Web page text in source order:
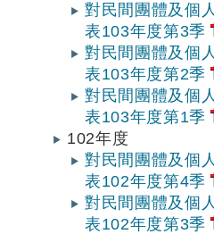
對民間團體及個
表103年度第3季
對民間團體及個
表103年度第2季
對民間團體及個
表103年度第1季
102年度
對民間團體及個
表102年度第4季
對民間團體及個
表102年度第3季